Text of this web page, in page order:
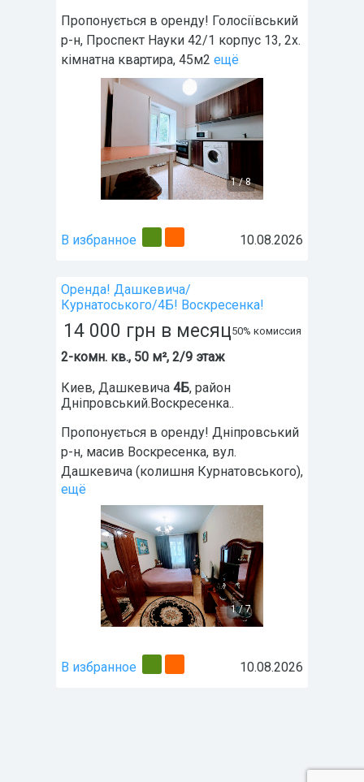
Пропонується в оренду! Голосіївський
р-н, Проспект Науки 42/1 корпус 13, 2х.
кімнатна квартира, 45м2 ещё
1/8
В избранное 10.08.2026
Оренда! Дашкевича/
Курнатоського/4Б! Воскресенка!
14 000 грн в месяц50% комиссия
2-комн. кв., 50 м², 2/9 этаж
Киев, Дашкевича 4Б, район
Дніпровський.Воскресенка..
Пропонується в оренду! Дніпровський
р-н, масив Воскресенка, вул.
Дашкевича (колишня Курнатовського),
ещё
1/7
В избранное 10.08.2026